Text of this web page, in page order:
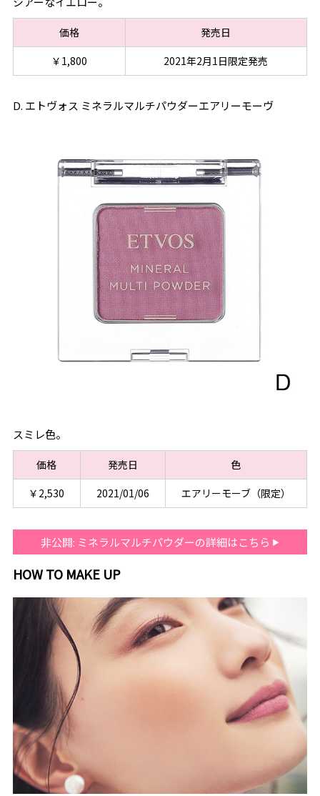
価格
発売日
￥1,800
2021年2月1日限定発売
D. エトヴォス ミネラルマルチパウダーエアリーモーヴ
スミレ色。
価格 発売日
色
￥2,530
2021/01/06 エアリーモーブ（限定）
非公開: ミネラルマルチパウダーの詳細はこちら
HOW TO MAKE UP